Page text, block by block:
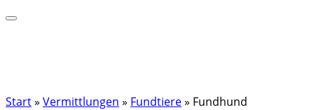
Start» Vermittlungen » Fundtiere» Fundhund